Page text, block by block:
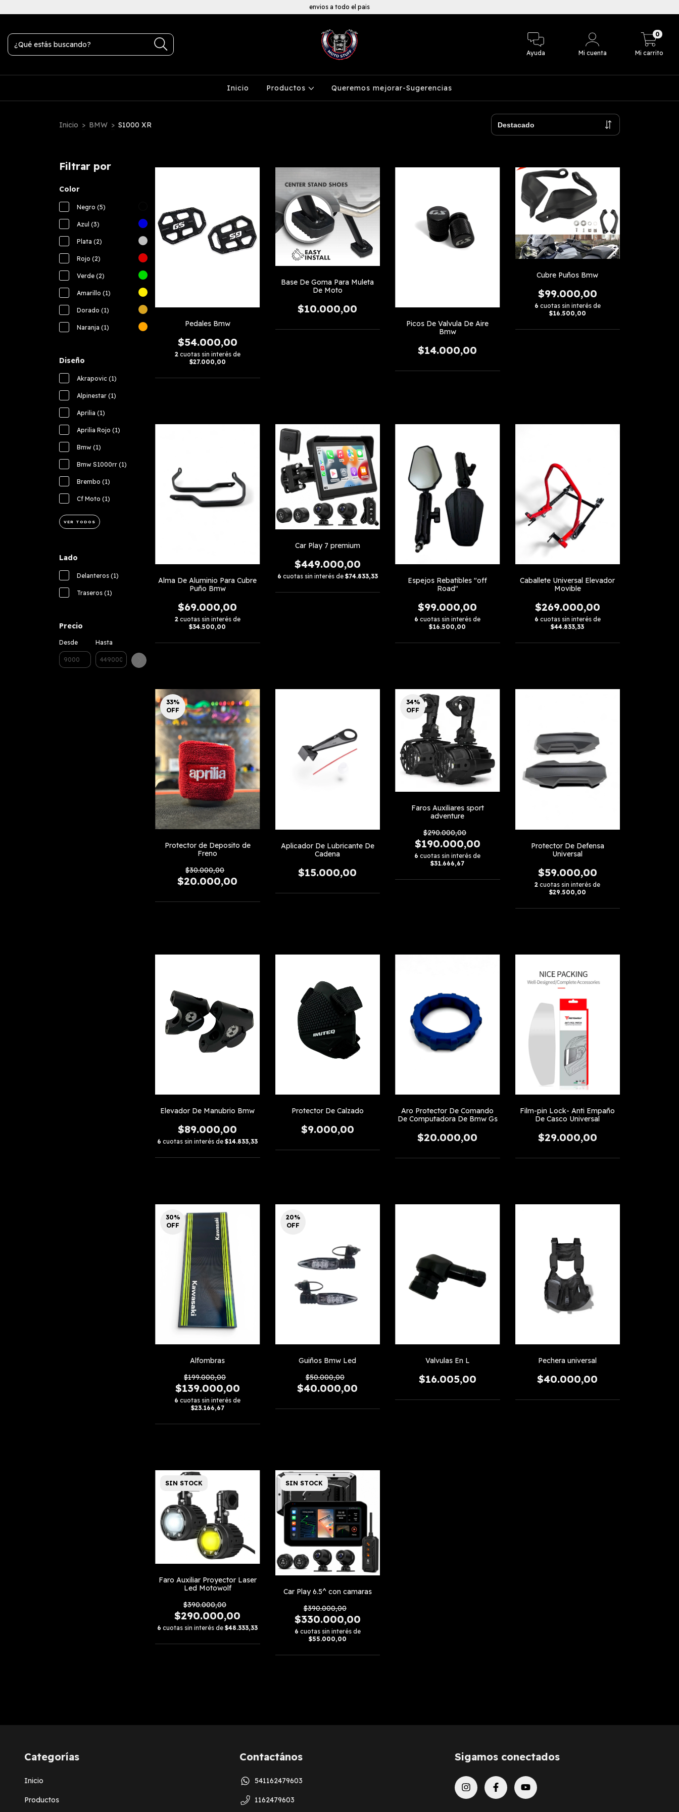
envios a todo el pais
Ayuda Mi cuenta Mi carrito
0
Inicio Productos Queremos mejorar-Sugerencias
Inicio > BMW > S1000 XR
Filtrar por
Color
Negro (5)
Azul (3)
Plata (2)
Rojo (2)
Verde (2)
Amarillo (1)
Dorado (1)
Naranja (1)
Diseño
Akrapovic (1)
Alpinestar (1)
Aprilia (1)
Aprilia Rojo (1)
Bmw (1)
Bmw S1000rr (1)
Brembo (1)
Cf Moto (1)
VER TODOS
Lado
Delanteros (1)
Traseros (1)
Precio
Desde Hasta
Pedales Bmw
$54.000,00
2 cuotas sin interés de
$27.000,00
Base De Goma Para Muleta
De Moto
$10.000,00
Picos De Valvula De Aire
Bmw
$14.000,00
Cubre Puños Bmw
$99.000,00
6 cuotas sin interés de
$16.500,00
Alma De Aluminio Para Cubre
Puño Bmw
$69.000,00
2 cuotas sin interés de
$34.500,00
Car Play 7 premium
$449.000,00
6 cuotas sin interés de $74.833,33
Espejos Rebatibles "off
Road"
$99.000,00
6 cuotas sin interés de
$16.500,00
Caballete Universal Elevador
Movible
$269.000,00
6 cuotas sin interés de
$44.833,33
33%
OFF
Protector de Deposito de
Freno
$30.000,00
$20.000,00
Aplicador De Lubricante De
Cadena
$15.000,00
34%
OFF
Faros Auxiliares sport
adventure
$290.000,00
$190.000,00
6 cuotas sin interés de
$31.666,67
Protector De Defensa
Universal
$59.000,00
2 cuotas sin interés de
$29.500,00
Elevador De Manubrio Bmw
$89.000,00
6 cuotas sin interés de$14.833,33
Protector De Calzado
$9.000,00
Aro Protector De Comando
De Computadora De Bmw Gs
$20.000,00
Film-pin Lock- Anti Empaño
De Casco Universal
$29.000,00
30%
OFF
Alfombras
$199.000,00
$139.000,00
6 cuotas sin interés de
$23.166,67
20%
OFF
Guiños Bmw Led
$50.000,00
$40.000,00
Valvulas En L
$16.005,00
Pechera universal
$40.000,00
SIN STOCK
Faro Auxiliar Proyector Laser
Led Motowolf
$390.000,00
$290.000,00
6 cuotas sin interés de$48.333,33
SIN STOCK
Car Play 6.5^ con camaras
$390.000,00
$330.000,00
6 cuotas sin interés de
$55.000,00
Categorías
Inicio
Productos
Contactános
541162479603
1162479603
Sigamos conectados